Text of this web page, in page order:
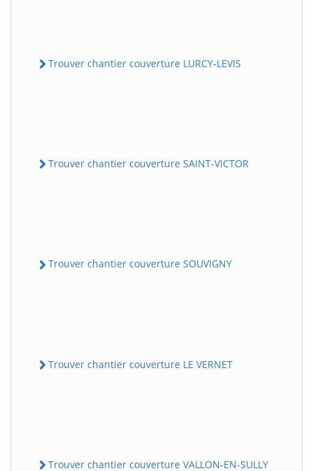
Trouver chantier couverture LURCY-LEVIS
Trouver chantier couverture SAINT-VICTOR
Trouver chantier couverture SOUVIGNY
Trouver chantier couverture LE VERNET
Trouver chantier couverture VALLON-EN-SULLY